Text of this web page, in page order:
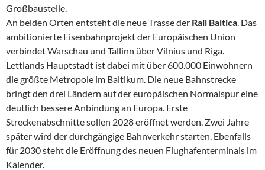
Großbaustelle.
An beiden Orten entsteht die neue Trasse der Rail Baltica . Das
ambitionierte Eisenbahnprojekt der Europäischen Union
verbindet Warschau und Tallinn über Vilnius und Riga.
Lettlands Hauptstadt ist dabei mit über 600.000 Einwohnern
die größte Metropole im Baltikum. Die neue Bahnstrecke
bringt den drei Ländern auf der europäischen Normalspur eine
deutlich bessere Anbindung an Europa. Erste
Streckenabschnitte sollen 2028 eröffnet werden. Zwei Jahre
später wird der durchgängige Bahnverkehr starten. Ebenfalls
für 2030 steht die Eröffnung des neuen Flughafenterminals im
Kalender.